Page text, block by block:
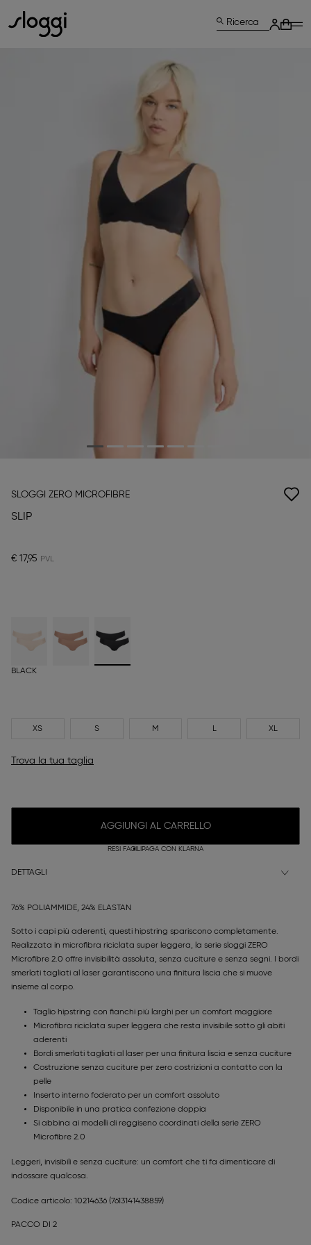
Ricerca
SLOGGI ZERO MICROFIBRE
SLIP
€ 17,95
BLACK
XS S M L XL
Trova la tua taglia
AGGIUNGI AL CARRELLO
RESI FACILI PAGA CON KLARNA
DETTAGLI
76% POLIAMMIDE, 24% ELASTAN
Sotto i capi più aderenti, questi hipstring spariscono completamente.
Realizzata in microfibra riciclata super leggera, la serie sloggi ZERO
Microfibre 2.0 offre invisibilità assoluta, senza cuciture e senza segni. I bordi
smerlati tagliati al laser garantiscono una finitura liscia che si muove
insieme al corpo.
Taglio hipstring con fianchi più larghi per un comfort maggiore
Microfibra riciclata super leggera che resta invisibile sotto gli abiti
aderenti
Bordi smerlati tagliati al laser per una finitura liscia e senza cuciture
Costruzione senza cuciture per zero costrizioni a contatto con la
pelle
Inserto interno foderato per un comfort assoluto
Disponibile in una pratica confezione doppia
Si abbina ai modelli di reggiseno coordinati della serie ZERO
Microfibre 2.0
Leggeri, invisibili e senza cuciture: un comfort che ti fa dimenticare di
indossare qualcosa.
Codice articolo: 10214636 (7613141438859)
PACCO DI 2